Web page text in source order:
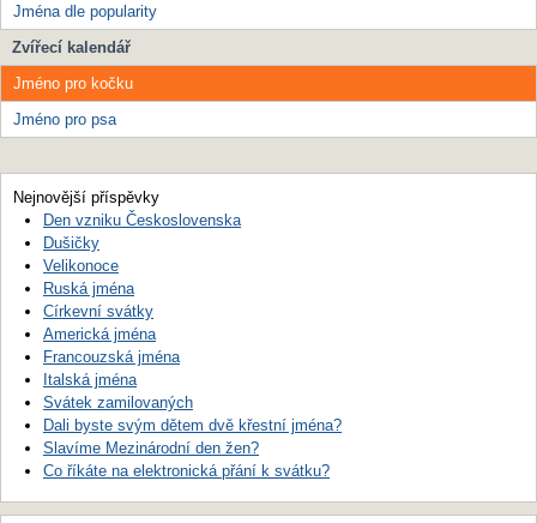
Jména dle popularity
Zvířecí kalendář
Jméno pro kočku
Jméno pro psa
Nejnovější příspěvky
Den vzniku Československa
Dušičky
Velikonoce
Ruská jména
Církevní svátky
Americká jména
Francouzská jména
Italská jména
Svátek zamilovaných
Dali byste svým dětem dvě křestní jména?
Slavíme Mezinárodní den žen?
Co říkáte na elektronická přání k svátku?